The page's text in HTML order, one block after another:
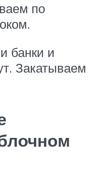
по
банки и
Закатываем